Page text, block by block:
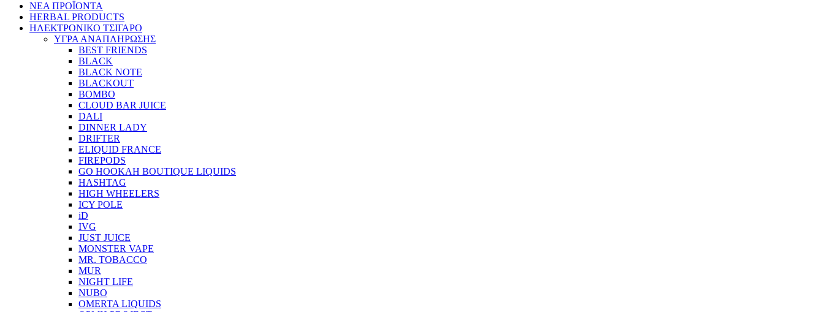
ΝΕΑ ΠΡΟΪΟΝΤΑ
HERBAL PRODUCTS
ΗΛΕΚΤΡΟΝΙΚΟ ΤΣΙΓΑΡΟ
ΥΓΡΑ ΑΝΑΠΛΗΡΩΣΗΣ
BEST FRIENDS
BLACK
BLACK NOTE
BLACKOUT
BOMBO
CLOUD BAR JUICE
DALI
DINNER LADY
DRIFTER
ELIQUID FRANCE
FIREPODS
GO HOOKAH BOUTIQUE LIQUIDS
HASHTAG
HIGH WHEELERS
ICY POLE
iD
IVG
JUST JUICE
MONSTER VAPE
MR. TOBACCO
MUR
NIGHT LIFE
NUBO
OMERTA LIQUIDS